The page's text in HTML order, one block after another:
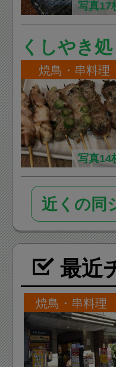
写真17
くしやき
焼鳥・串料理
写真14
近くの同
最近
焼鳥・串料理